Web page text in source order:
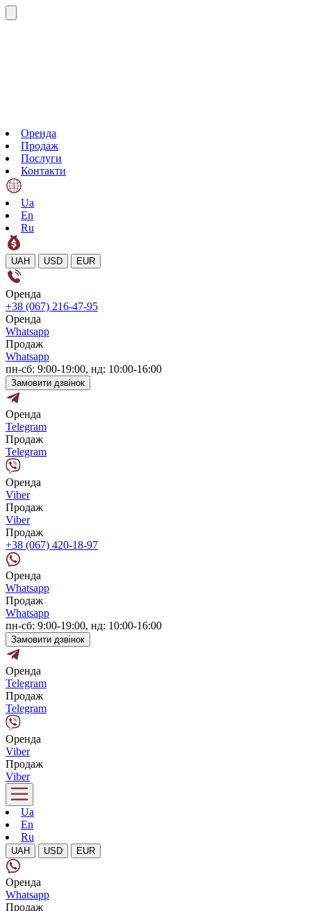
Оренда
Продаж
Послуги
Контакти
Ua
En
Ru
UAH USD EUR
Оренда
+38 (067) 216-47-95
Оренда
Whatsapp
Продаж
Whatsapp
пн-сб: 9:00-19:00, нд: 10:00-16:00
Замовити дзвінок
Оренда
Telegram
Продаж
Telegram
Оренда
Viber
Продаж
Viber
Продаж
+38 (067) 420-18-97
Оренда
Whatsapp
Продаж
Whatsapp
пн-сб: 9:00-19:00, нд: 10:00-16:00
Замовити дзвінок
Оренда
Telegram
Продаж
Telegram
Оренда
Viber
Продаж
Viber
Ua
En
Ru
UAH USD EUR
Оренда
Whatsapp
Продаж